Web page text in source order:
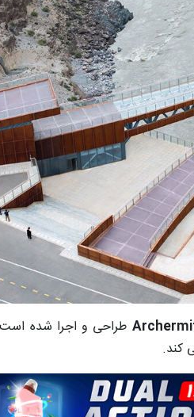
طراحی و اجرا شده
کند.